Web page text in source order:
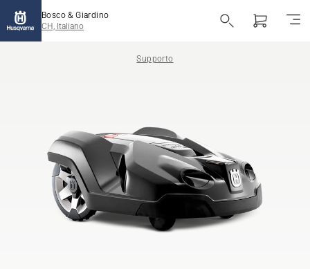
Bosco & Giardino
CH, Italiano
Supporto